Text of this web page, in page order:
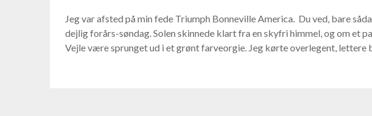
Jeg var afsted på min fede Triumph Bonneville America. Du ved, bare
dejlig forårs-søndag. Solen skinnede klart fra en skyfri himmel, og om et
Vejle være sprunget ud i et grønt farveorgie. Jeg kørte overlegent, lettere